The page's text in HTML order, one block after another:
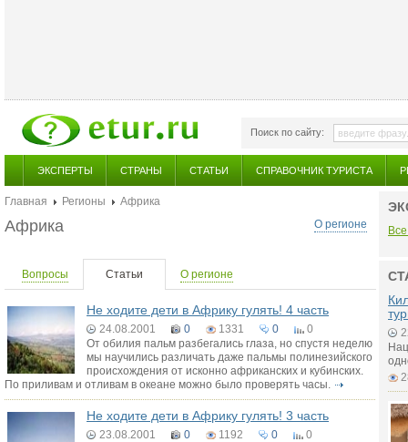
Поиск по сайту:
ЭКСПЕРТЫ СТРАНЫ СТАТЬИ СПРАВОЧНИК ТУРИСТА
Главная Регионы
Африка
О регионе
Африка
Вопросы Статьи О регионе
Не ходите дети в Африку гулять! 4 часть
24.08.2001 0 1331 0
0
От обилия пальм разбегались глаза, но спустя неделю
мы научились различать даже пальмы полинезийского
происхождения от исконно африканских и кубинских.
По приливам и отливам в океане можно было проверять часы.
Не ходите дети в Африку гулять! 3 часть
23.08.2001 0 1192 0
0